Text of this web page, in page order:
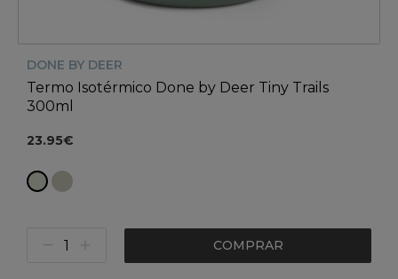
DONE BY DEER
Termo Isotérmico Done by Deer Tiny Trails
300ml
23.95€
COMPRAR